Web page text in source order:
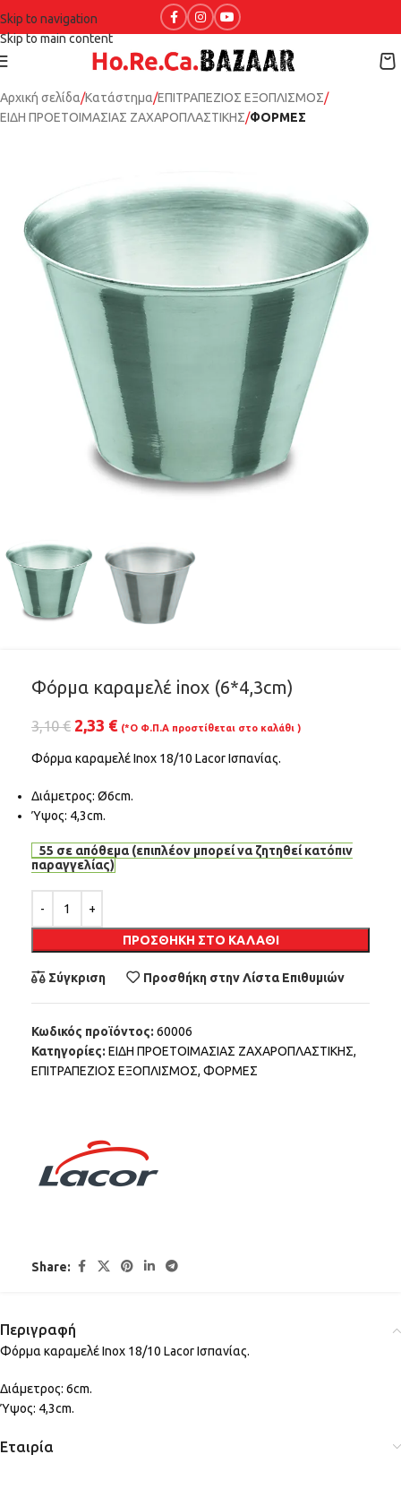
Skip to navigation
Skip to main content
Αρχική σελίδα Κατάστημα ΕΠΙΤΡΑΠΕΖΙΟΣ ΕΞΟΠΛΙΣΜΟΣ
ΕΙΔΗ ΠΡΟΕΤΟΙΜΑΣΙΑΣ ΖΑΧΑΡΟΠΛΑΣΤΙΚΗΣ ΦΟΡΜΕΣ
Φόρμα καραμελέ inox (6*4,3cm)
3,10€ 2,33 € (*Ο Φ.Π.Α προστίθεται στο καλάθι )
Φόρμα καραμελέ Inox 18/10 Lacor Ισπανίας.
Διάμετρος: Ø6cm.
Ύψος: 4,3cm.
55 σε απόθεμα (επιπλέον μπορεί να ζητηθεί κατόπιν
παραγγελίας)
ΠΡΟΣΘΉΚΗ ΣΤΟ ΚΑΛΆΘΙ
Σύγκριση Προσθήκη στην Λίστα Επιθυμιών
Κωδικός προϊόντος: 60006
Κατηγορίες: ΕΙΔΗ ΠΡΟΕΤΟΙΜΑΣΙΑΣ ΖΑΧΑΡΟΠΛΑΣΤΙΚΗΣ,
ΕΠΙΤΡΑΠΕΖΙΟΣ ΕΞΟΠΛΙΣΜΟΣ, ΦΟΡΜΕΣ
Share:
Περιγραφή
Φόρμα καραμελέ Inox 18/10 Lacor Ισπανίας.
Διάμετρος: 6cm.
Ύψος: 4,3cm.
Εταιρία